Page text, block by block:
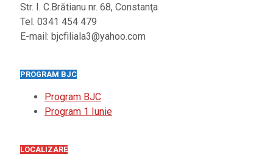
Str. I. C.Brătianu nr. 68, Constanţa
Tel. 0341 454 479
E-mail: bjcfiliala3@yahoo.com
PROGRAM BJC
Program BJC
Program 1 Iunie
LOCALIZARE